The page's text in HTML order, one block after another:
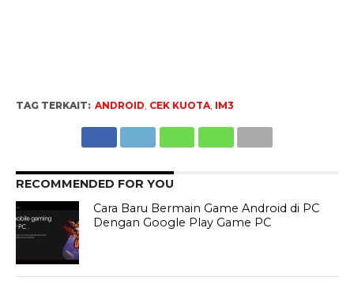
TAG TERKAIT: ANDROID, CEK KUOTA, IM3
RECOMMENDED FOR YOU
Cara Baru Bermain Game Android di PC
Dengan Google Play Game PC